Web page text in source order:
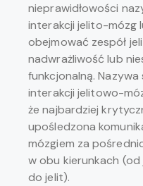
nieprawidłowości
interakcji jelito-mózg
obejmować zespół
nadwrażliwość lub
funkcjonalną. Nazywa
interakcji jelitowo-
że najbardziej
upośledzona
mózgiem za
w obu kierunkach
do jelit).